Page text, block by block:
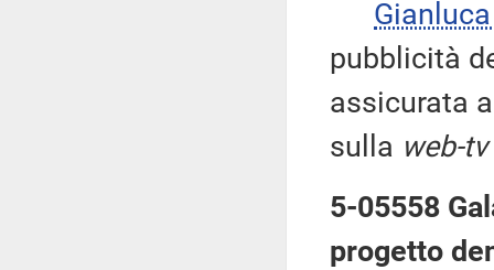
pubblicità
assicurata
sulla web-tv
5-05558
progetto